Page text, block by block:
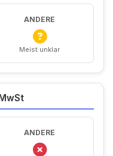
ANDERE
Meist unklar
ANDERE